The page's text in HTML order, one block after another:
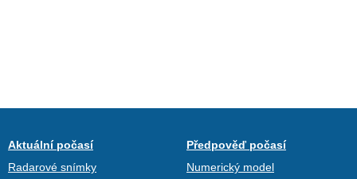
Aktuální počasí
Radarové snímky
Předpověď počasí
Numerický model